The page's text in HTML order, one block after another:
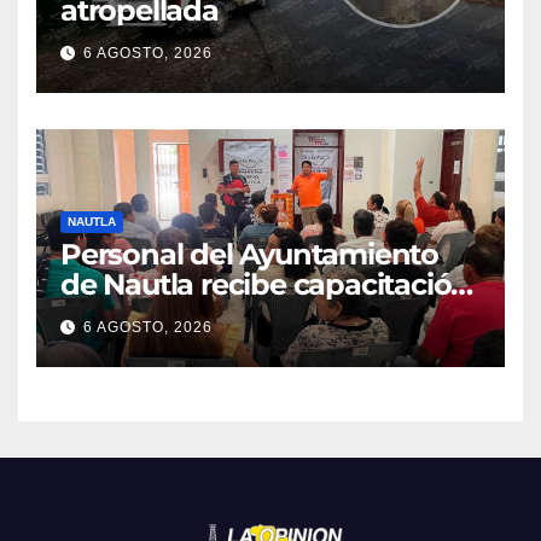
atropellada
6 AGOSTO, 2026
NAUTLA
Personal del Ayuntamiento
de Nautla recibe capacitación
en atención a emergencias
6 AGOSTO, 2026